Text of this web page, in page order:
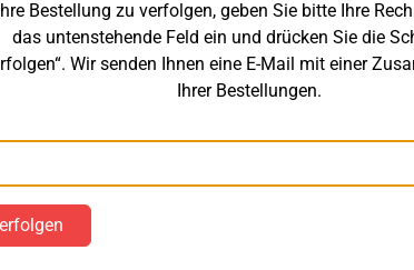
Bestellung zu verfolgen, geben Sie bitte Ihre
das untenstehende Feld ein und drücken Sie die
Wir senden Ihnen eine E-Mail mit einer
Ihrer Bestellungen.